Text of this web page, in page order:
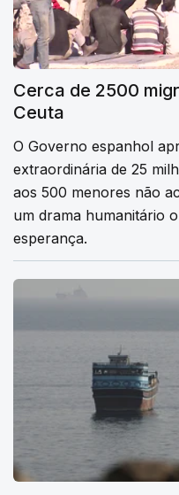
Cerca de 2500
Ceuta
O Governo espanhol
extraordinária de 25
aos 500 menores não
um drama humanitário
esperança.